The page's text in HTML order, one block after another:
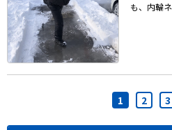
も、内輪
1 2 3